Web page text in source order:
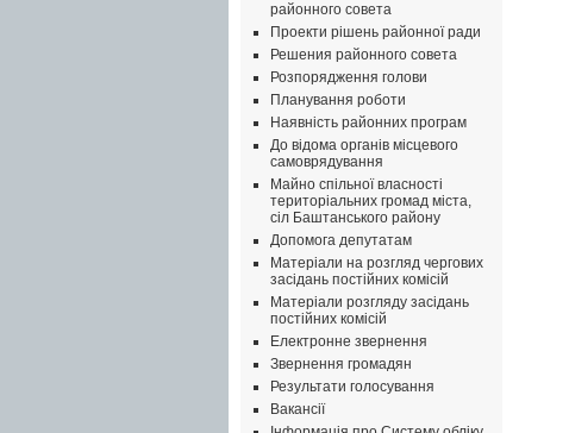
районного совета
Проекти рішень районної ради
Решения районного совета
Розпорядження голови
Планування роботи
Наявність районних програм
До відома органів місцевого
самоврядування
Майно спільної власності
територіальних громад міста,
сіл Баштанського району
Допомога депутатам
Матеріали на розгляд чергових
засідань постійних комісій
Матеріали розгляду засідань
постійних комісій
Електронне звернення
Звернення громадян
Результати голосування
Вакансії